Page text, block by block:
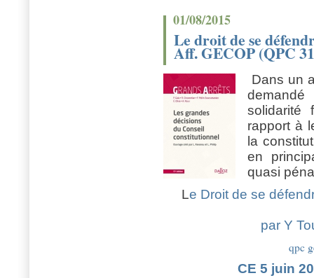
01/08/2015
Le droit de se
Aff. GECOP (QPC
Dans un
solidarité
rapport à
la
en
quasi
Le Droit de se
par Y
qpc
CE 5 juin